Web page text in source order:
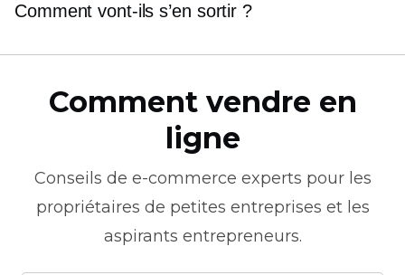
Comment vont-ils s’en sortir ?
Comment vendre en
ligne
Conseils de e-commerce experts pour les
propriétaires de petites entreprises et les
aspirants entrepreneurs.